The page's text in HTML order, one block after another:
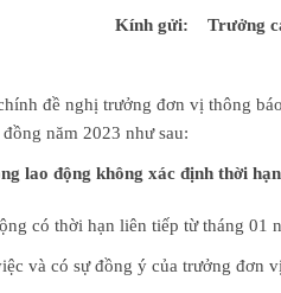
Kính gửi: Trưởng
đề nghị trưởng đơn vị thông
năm 2023 như sau:
lao động không xác định thời hạn
có thời hạn liên tiếp từ tháng 01
và có sự đồng ý của trưởng đơn